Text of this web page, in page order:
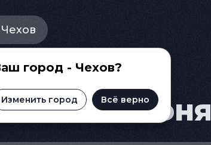
Чехов
город - Чехов?
Изменить город Всё верно
на 10 июня